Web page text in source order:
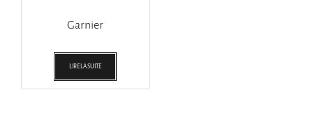
Garnier
LIRE LA SUITE